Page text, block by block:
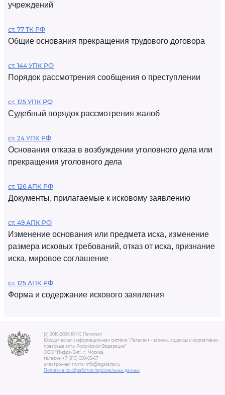
учреждений
ст. 77 ТК РФ
Общие основания прекращения трудового договора
ст. 144 УПК РФ
Порядок рассмотрения сообщения о преступлении
ст. 125 УПК РФ
Судебный порядок рассмотрения жалоб
ст. 24 УПК РФ
Основания отказа в возбуждении уголовного дела или
прекращения уголовного дела
ст. 126 АПК РФ
Документы, прилагаемые к исковому заявлению
ст. 49 АПК РФ
Изменение основания или предмета иска, изменение
размера исковых требований, отказ от иска, признание
иска, мировое соглашение
ст. 125 АПК РФ
Форма и содержание искового заявления
(c) 2015-2026 ЮИС Легалакт
Юридическая информационная система "Легалакт - законы, кодексы и нормативно-
правовые акты Российской Федерации"
ООО "Инфра-Бит", г. Москва.
телефон +7 (910) 050-65-67
электронная почта: info@legalacts.ru
Политика по обработке персональных данных